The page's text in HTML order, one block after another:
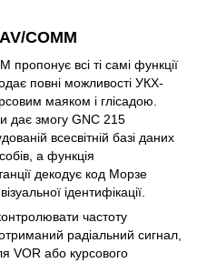
COMM
пропонує всі ті самі функції
повні можливості УКХ-
маяком і глісадою.
дає змогу GNC 215
всесвітній базі даних
а функція
декодує код Морзе
ідентифікації.
частоту
радіальний сигнал,
VOR або курсового